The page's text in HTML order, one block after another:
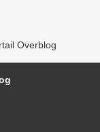
Overblog